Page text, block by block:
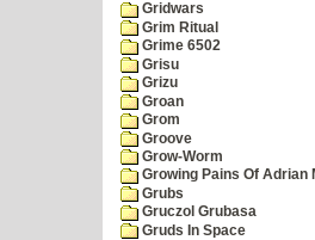
Gridwars
Grim Ritual
Grime 6502
Grisu
Grizu
Groan
Grom
Groove
Grow-Worm
Growing Pains Of Adrian
Grubs
Gruczol Grubasa
Gruds In Space